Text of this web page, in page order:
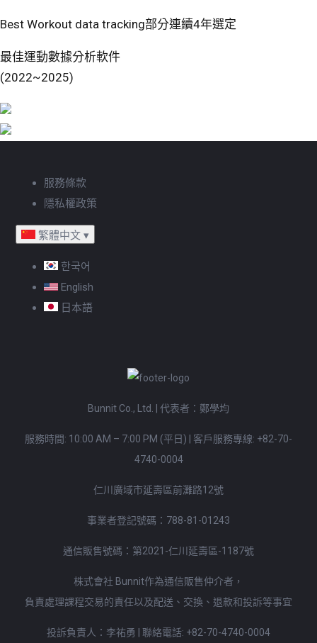
Best Workout data tracking部分連續4年選定
最佳運動數據分析軟件
(2022~2025)
服務條款
隱私權政策
繁體中文 ▾
한국어
English
日本語
Bunnit Co., Ltd. | 代表者：鄭學均
服務時間: 10:00 AM – 7:00 PM (平日) 客戶服務專線: +82-70-
4740-0004
仁川廣域市延壽區前灘路12號
事業者登記號碼：788-81-01243
通信販售號碼：第2021-仁川延壽區-1187號
株式會社 Bunnit作為通信販售仲介者，
負責處理課程交易的責任以及配送、交換、退款和投訴等事宜
投訴負責人：李祐勇 | 聯絡電話: +82-70-4740-0004